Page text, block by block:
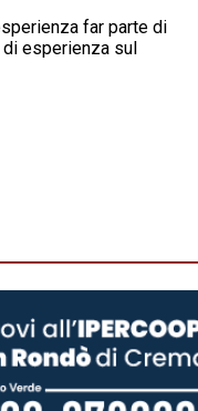
far parte di
esperienza sul